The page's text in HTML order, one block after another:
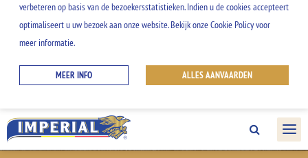
verbeteren op basis van de bezoekersstatistieken. Indien u de cookies accepteert
optimaliseert u uw bezoek aan onze website. Bekijk onze Cookie Policy voor
meer informatie.
MEER INFO ALLES AANVAARDEN
ONZE RECEPTEN
Ontdek onze gemakkelijke en creatieve
ideeën, en geniet van alle smaken uit het